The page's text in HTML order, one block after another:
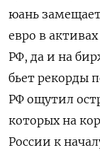
юань
евро в
РФ, да и на
бьет рекорды
РФ ощутил
которых на
России к